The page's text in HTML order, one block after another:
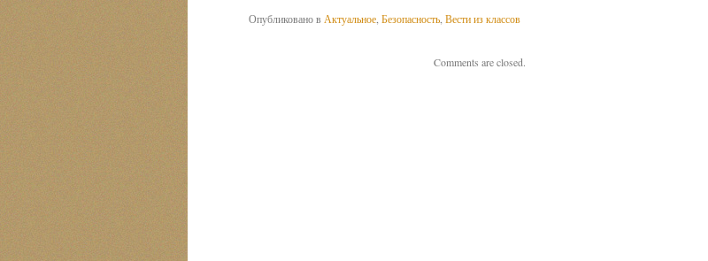
Опубликовано в Актуальное Безопасность Вести из классов
Comments are closed.